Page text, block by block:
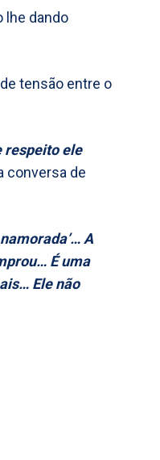
lhe dando
tensão entre o
respeito ele
conversa de
A
É uma
Ele não